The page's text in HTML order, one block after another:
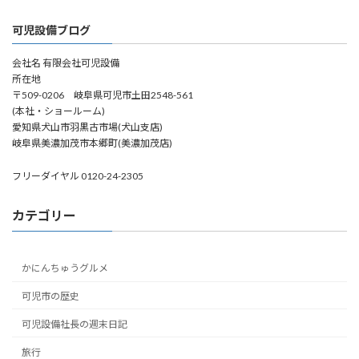
可児設備ブログ
会社名 有限会社可児設備
所在地
〒509-0206 岐阜県可児市土田2548-561
(本社・ショールーム)
愛知県犬山市羽黒古市場(犬山支店)
岐阜県美濃加茂市本郷町(美濃加茂店)
フリーダイヤル 0120-24-2305
カテゴリー
かにんちゅうグルメ
可児市の歴史
可児設備社長の週末日記
旅行